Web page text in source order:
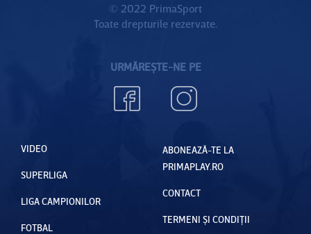
© 2022 PrimaSport
Toate drepturile rezervate.
URMĂREȘTE-NE PE
VIDEO
SUPERLIGA
LIGA CAMPIONILOR
FOTBAL
ABONEAZĂ-TE LA
PRIMAPLAY.RO
CONTACT
TERMENI ȘI CONDIȚII